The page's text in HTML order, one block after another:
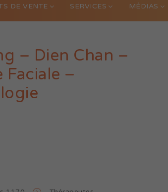
DE VENTE SERVICES MÉDIAS
– Dien Chan –
–